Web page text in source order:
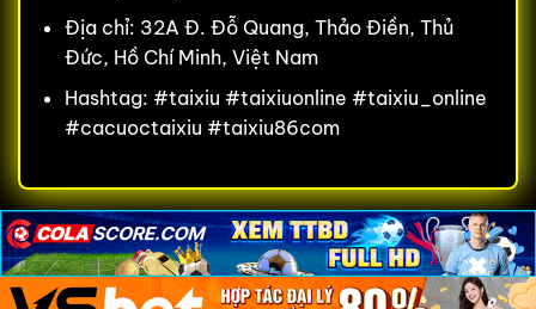
Địa chỉ: 32A Đ. Đỗ Quang, Thảo Điền, Thủ
Đức, Hồ Chí Minh, Việt Nam
Hashtag: #taixiu #taixiuonline #taixiu_online
#cacuoctaixiu #taixiu86com
Copyright 2026 ©Flatsome Theme ×
×
×